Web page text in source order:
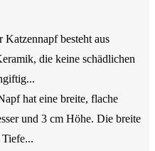
Katzennapf besteht aus
die keine schädlichen
hat eine breite, flache
und 3 cm Höhe. Die breite